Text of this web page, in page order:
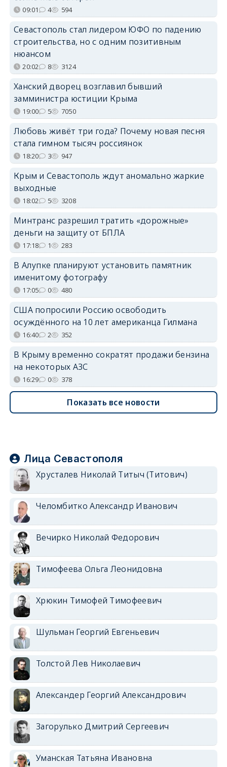
09:01 4 594
Севастополь стал лидером ЮФО по падению
строительства, но с одним позитивным
нюансом
20:02 8 3124
Ханский дворец возглавил бывший
замминистра юстиции Крыма
19:00 5 7050
Любовь живёт три года? Почему новая песня
стала гимном тысяч россиянок
18:20 3 947
Крым и Севастополь ждут аномально жаркие
выходные
18:02 5 3208
Минтранс разрешил тратить «дорожные»
деньги на защиту от БПЛА
17:18 1 283
В Алупке планируют установить памятник
именитому фотографу
17:05 0 480
США попросили Россию освободить
осуждённого на 10 лет американца Гилмана
16:40 2 352
В Крыму временно сократят продажи бензина
на некоторых АЗС
16:29 0 378
Показать все новости
Лица Севастополя
Хрусталев Николай Титыч (Титович)
Челомбитко Александр Иванович
Вечирко Николай Федорович
Тимофеева Ольга Леонидовна
Хрюкин Тимофей Тимофеевич
Шульман Георгий Евгеньевич
Толстой Лев Николаевич
Александер Георгий Александрович
Загорулько Дмитрий Сергеевич
Уманская Татьяна Ивановна